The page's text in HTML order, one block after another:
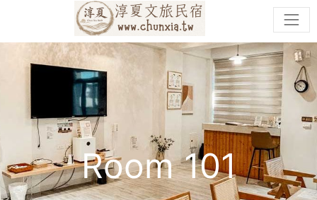
Room 101